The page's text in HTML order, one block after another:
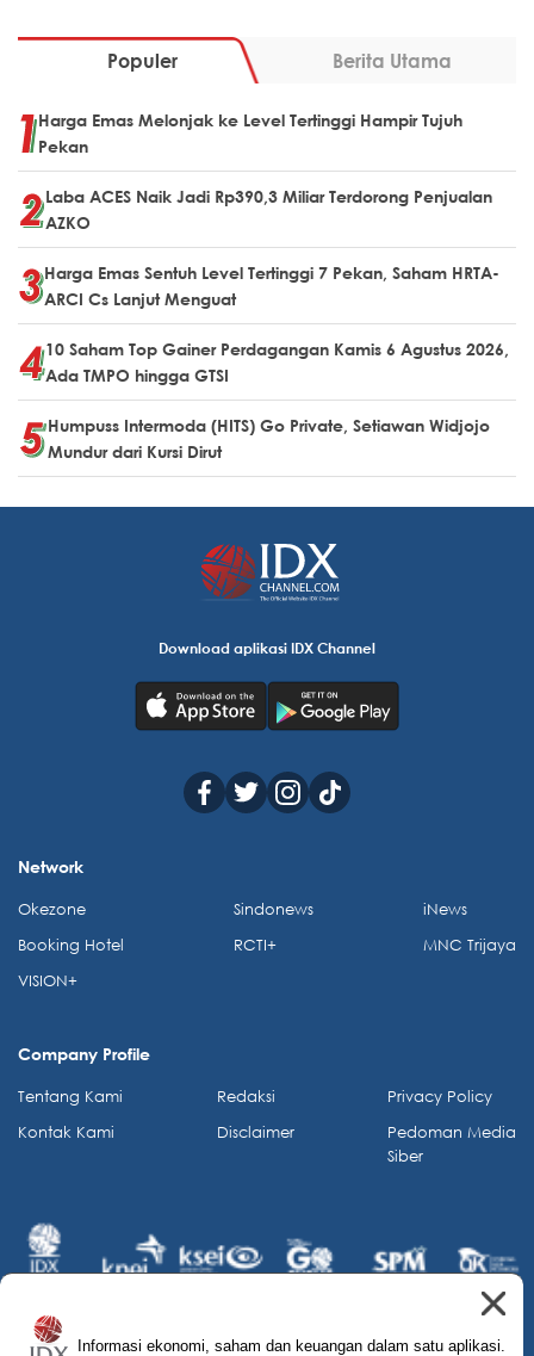
Populer Berita Utama
Harga Emas Melonjak ke Level Tertinggi Hampir Tujuh
Pekan
Laba ACES Naik Jadi Rp390,3 Miliar Terdorong Penjualan
AZKO
Harga Emas Sentuh Level Tertinggi 7 Pekan, Saham HRTA-
ARCI Cs Lanjut Menguat
10 Saham Top Gainer Perdagangan Kamis 6 Agustus 2026,
Ada TMPO hingga GTSI
Humpuss Intermoda (HITS) Go Private, Setiawan Widjojo
Mundur dari Kursi Dirut
Informasi ekonomi, saham dan keuangan dalam satu aplikasi.
Download aplikasi IDX Channel
Network
Okezone
Booking Hotel
VISION+
Sindonews
RCTI+
iNews
MNC Trijaya
Company Profile
Tentang Kami
Kontak Kami
Redaksi
Disclaimer
Privacy Policy
Pedoman Media
Siber
© 2026 IDX Channel. All Rights Reserved.